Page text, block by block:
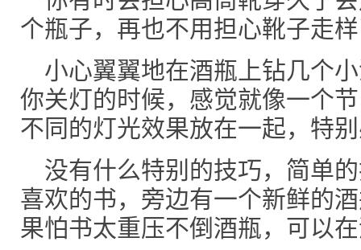
个瓶子，再也不用担心靴子走
小心翼翼地在酒瓶上钻几个
你关灯的时候，感觉就像一个
不同的灯光效果放在一起，特
没有什么特别的技巧，简单
喜欢的书，旁边有一个新鲜的
果怕书太重压不倒酒瓶，可以